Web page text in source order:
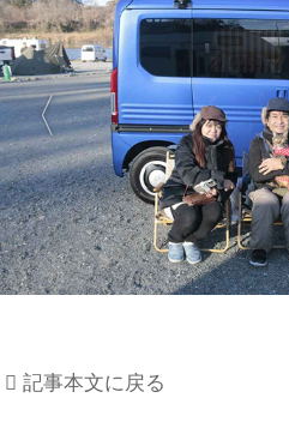
記事本文に戻る